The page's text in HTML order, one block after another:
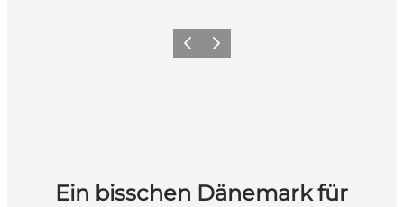
ZurückWeiter
Ein bisschen Dänemark für